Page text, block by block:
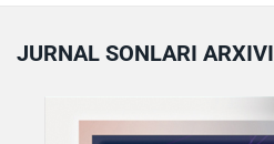
JURNAL SONLARI ARXIVI